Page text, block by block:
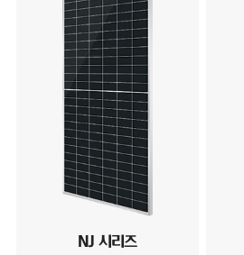
NJ 시리즈